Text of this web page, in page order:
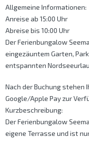
Allgemeine Informationen:
Anreise ab 15:00 Uhr
Abreise bis 10:00 Uhr
Der Ferienbungalow
eingezäuntem Garten,
entspannten
Nach der Buchung stehen
Google/Apple Pay zur
Kurzbeschreibung:
Der Ferienbungalow
eigene Terrasse und ist